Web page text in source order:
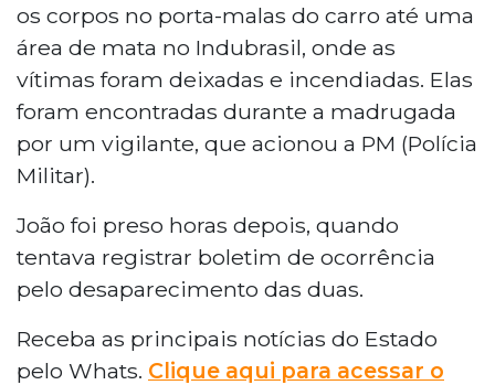
os corpos no porta-malas do carro até uma
área de mata no Indubrasil, onde as
vítimas foram deixadas e incendiadas. Elas
foram encontradas durante a madrugada
por um vigilante, que acionou a PM (Polícia
Militar).
João foi preso horas depois, quando
tentava registrar boletim de ocorrência
pelo desaparecimento das duas.
Receba as principais notícias do Estado
pelo Whats. Clique aqui para acessar o